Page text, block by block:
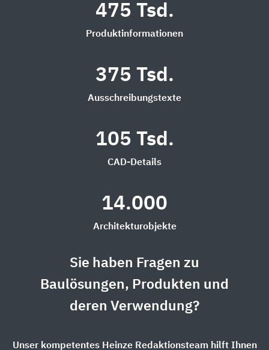
475 Tsd.
Produktinformationen
375 Tsd.
Ausschreibungstexte
105 Tsd.
CAD-Details
14.000
Architekturobjekte
Sie haben Fragen zu
Baulösungen, Produkten und
deren Verwendung?
Unser kompetentes Heinze Redaktionsteam hilft Ihnen